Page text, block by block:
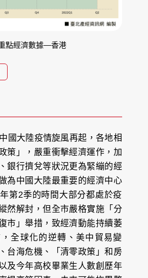
點經濟數據—香港
國大陸疫情旋風再起，各地相
策」，嚴重衝擊經濟運作，加
銀行擠兌等狀況更為緊繃的經
為中國大陸最重要的經濟中心
第2季的時間大部分都處於疫
然解封，但全市嚴格實施「分
市」舉措，致經濟動能持續萎
全球化的逆轉、美中貿易變
台海危機、「清零政策」和房
及今年高校畢業生人數創歷年